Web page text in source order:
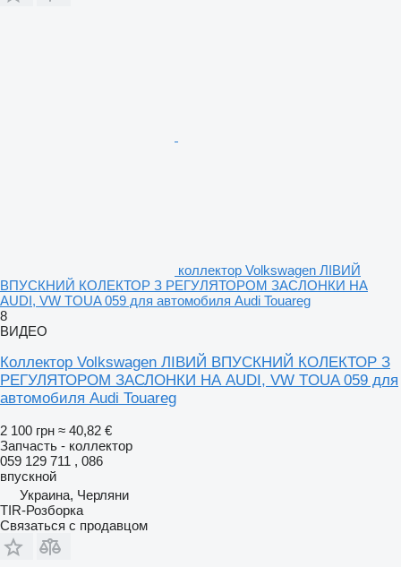
коллектор Volkswagen ЛІВИЙ
ВПУСКНИЙ КОЛЕКТОР З РЕГУЛЯТОРОМ ЗАСЛОНКИ НА
AUDI, VW TOUA 059 для автомобиля Audi Touareg
8
ВИДЕО
Коллектор Volkswagen ЛІВИЙ ВПУСКНИЙ КОЛЕКТОР З
РЕГУЛЯТОРОМ ЗАСЛОНКИ НА AUDI, VW TOUA 059 для
автомобиля Audi Touareg
2 100 грн ≈ 40,82 €
Запчасть - коллектор
059 129 711 , 086
впускной
Украина, Черляни
TIR-Розборка
Связаться с продавцом